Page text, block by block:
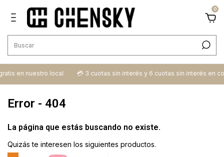
0
nuestro local 💳​ 3 cuotas sin interés y 6 cuotas sin interés en
Error - 404
La página que estás buscando no existe.
Quizás te interesen los siguientes productos.